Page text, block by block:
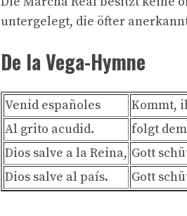
untergelegt, die öfter
De la Vega-Hymne
Venid españoles
Kommt,
Al grito acudid.
folgt
Dios salve a la Reina, Gott
Dios salve al país.
Gott